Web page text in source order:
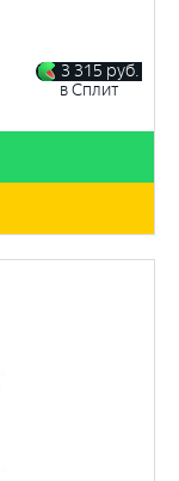
3 315 руб.
в Сплит